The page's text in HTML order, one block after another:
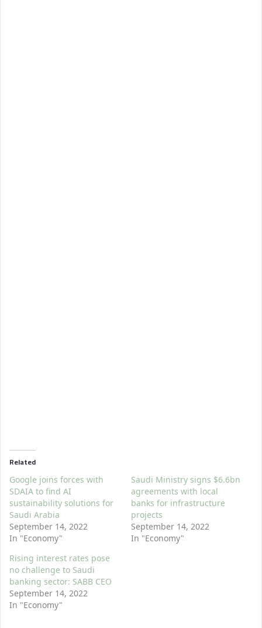
Related
Google joins forces with
SDAIA to find AI
sustainability solutions for
Saudi Arabia
September 14, 2022
In "Economy"
Saudi Ministry signs $6.6bn
agreements with local
banks for infrastructure
projects
September 14, 2022
In "Economy"
Rising interest rates pose
no challenge to Saudi
banking sector: SABB CEO
September 14, 2022
In "Economy"